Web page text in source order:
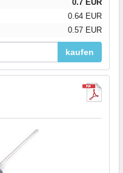
0.7 EUR
0.64 EUR
0.57 EUR
kaufen